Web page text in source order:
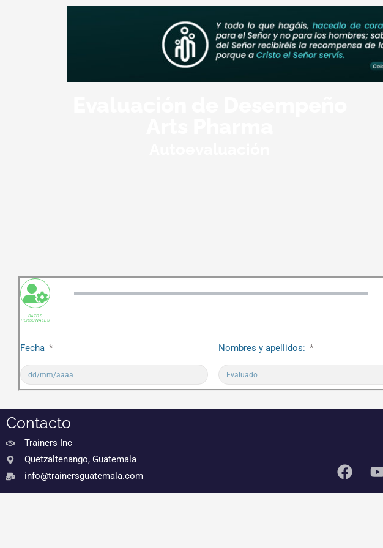
DATOS
PERSONALES
Fecha Nombres y apellidos:
Contacto
Trainers Inc
Quetzaltenango, Guatemala
info@trainersguatemala.com